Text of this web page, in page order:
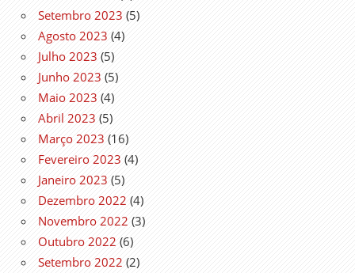
Setembro 2023 (5)
Agosto 2023 (4)
Julho 2023 (5)
Junho 2023 (5)
Maio 2023 (4)
Abril 2023 (5)
Março 2023 (16)
Fevereiro 2023 (4)
Janeiro 2023 (5)
Dezembro 2022 (4)
Novembro 2022 (3)
Outubro 2022 (6)
Setembro 2022 (2)